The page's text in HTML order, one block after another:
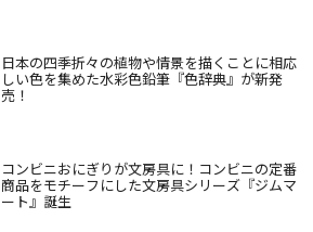
日本の四季折々の植物や情景を描くことに相応
しい色を集めた水彩色鉛筆『色辞典』が新発
売！
コンビニおにぎりが文房具に！コンビニの定番
商品をモチーフにした文房具シリーズ『ジムマ
ート』誕生